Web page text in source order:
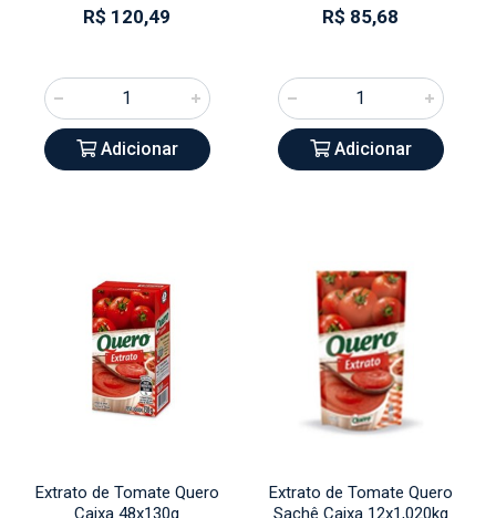
R$ 120,49
Adicionar
R$ 85,68
Adicionar
Extrato de Tomate Quero
Caixa 48x130g
Extrato de Tomate Quero
Sachê Caixa 12x1,020kg